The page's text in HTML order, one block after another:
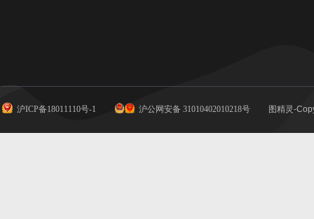
沪ICP备18011110号-1 沪公网安备 31010402010218号 图精灵-